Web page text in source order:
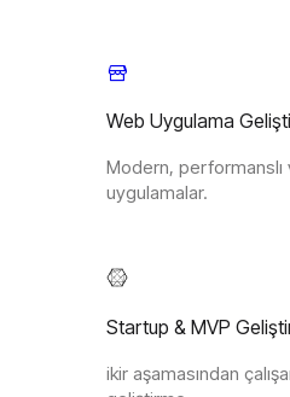
Web Uygulama
Modern, performanslı
uygulamalar.
Startup & MVP
ikir aşamasından